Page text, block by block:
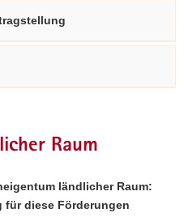
Raum
ländlicher Raum:
für diese Förderungen